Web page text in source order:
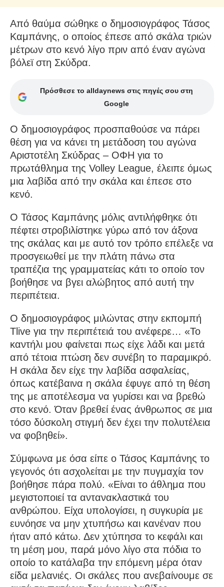
Από θαύμα σώθηκε ο δημοσιογράφος Τάσος
Καμπάνης, ο οποίος έπεσε από σκάλα τριών
μέτρων στο κενό λίγο πριν από έναν αγώνα
βόλεϊ στη Σκύδρα.
Πρόσθεσε το alldaynews στις πηγές σου στη
Google
Ο δημοσιογράφος προσπαθούσε να πάρει
θέση για να κάνει τη μετάδοση του αγώνα
Αριστοτέλη Σκύδρας – ΟΦΗ για το
πρωτάθλημα της Volley League, έλειπε όμως
μια λαβίδα από την σκάλα και έπεσε στο
κενό.
O Τάσος Καμπάνης μόλις αντιλήφθηκε ότι
πέφτει στροβιλίστηκε γύρω από τον άξονα
της σκάλας και με αυτό τον τρόπο επέλεξε να
προσγειωθεί με την πλάτη πάνω στα
τραπέζια της γραμματείας κάτι το οποίο τον
βοήθησε να βγει αλώβητος από αυτή την
περιπέτεια.
Ο δημοσιογράφος μιλώντας στην εκπομπή
Tlive για την περιπέτειά του ανέφερε… «Το
καντήλι μου φαίνεται πως είχε λάδι και μετά
από τέτοια πτώση δεν συνέβη το παραμικρό.
Η σκάλα δεν είχε την λαβίδα ασφαλείας,
όπως κατέβαινα η σκάλα έφυγε από τη θέση
της με αποτέλεσμα να γυρίσει και να βρεθώ
στο κενό. Όταν βρεθεί ένας άνθρωπος σε μια
τόσο δύσκολη στιγμή δεν έχει την πολυτέλεια
να φοβηθεί».
Σύμφωνα με όσα είπε ο Τάσος Καμπάνης το
γεγονός ότι ασχολείται με την πυγμαχία τον
βοήθησε πάρα πολύ. «Είναι το άθλημα που
μεγιστοποιεί τα αντανακλαστικά του
ανθρώπου. Είχα υπολογίσει, η συγκυρία με
ευνόησε να μην χτυπήσω και κανέναν που
ήταν από κάτω. Δεν χτύπησα το κεφάλι και
τη μέση μου, παρά μόνο λίγο στα πόδια το
οποίο το κατάλαβα την επόμενη μέρα όταν
είδα μελανιές. Οι σκάλες που ανεβαίνουμε σε